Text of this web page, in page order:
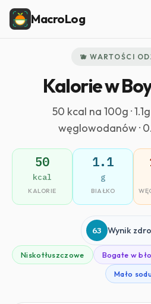
MacroLog
🫐 WARTOŚCI
Kalorie w
50 kcal na 100g ·
węglowodanów ·
50
kcal
KALORIE
1.1
g
BIAŁKO
63 Wynik
Niskotłuszczowe Bogate w
Mało